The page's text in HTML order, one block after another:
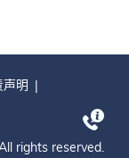
明
rights reserved.